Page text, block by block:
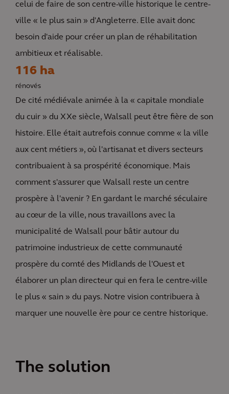
celui de faire de son centre-ville historique le centre-
ville « le plus sain » d'Angleterre. Elle avait donc
besoin d'aide pour créer un plan de réhabilitation
ambitieux et réalisable.
116 ha
rénovés
De cité médiévale animée à la « capitale mondiale
du cuir » du XXe siècle, Walsall peut être fière de son
histoire. Elle était autrefois connue comme « la ville
aux cent métiers », où l'artisanat et divers secteurs
contribuaient à sa prospérité économique. Mais
comment s'assurer que Walsall reste un centre
prospère à l'avenir ? En gardant le marché séculaire
au cœur de la ville, nous travaillons avec la
municipalité de Walsall pour bâtir autour du
patrimoine industrieux de cette communauté
prospère du comté des Midlands de l'Ouest et
élaborer un plan directeur qui en fera le centre-ville
le plus « sain » du pays. Notre vision contribuera à
marquer une nouvelle ère pour ce centre historique.
The solution